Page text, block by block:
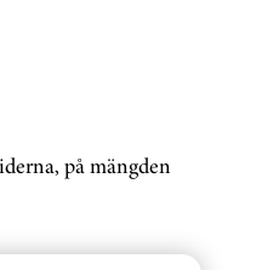
på mängden